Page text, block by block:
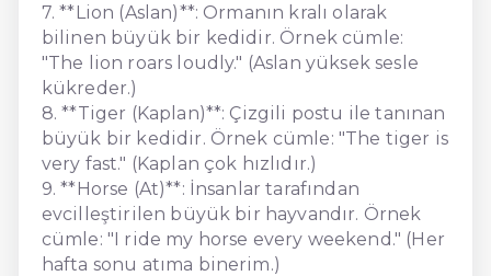
7. **Lion (Aslan)**: Ormanın kralı olarak
bilinen büyük bir kedidir. Örnek cümle:
"The lion roars loudly." (Aslan yüksek sesle
kükreder.)
8. **Tiger (Kaplan)**: Çizgili postu ile tanınan
büyük bir kedidir. Örnek cümle: "The tiger is
very fast." (Kaplan çok hızlıdır.)
9. **Horse (At)**: İnsanlar tarafından
evcilleştirilen büyük bir hayvandır. Örnek
cümle: "I ride my horse every weekend." (Her
hafta sonu atıma binerim.)